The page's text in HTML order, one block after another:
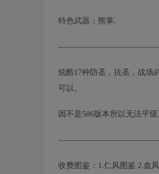
特色武器：熊掌.
炫酷17种防圣，抗圣，战场
可以。
因不是586版本所以无法平
收费图鉴：1.仁风图鉴 2.血